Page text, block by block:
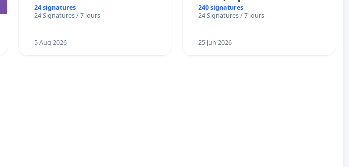
24 signatures
24 Signatures / 7 jours
5 Aug 2026
240 signatures
24 Signatures / 7 jours
25 Jun 2026